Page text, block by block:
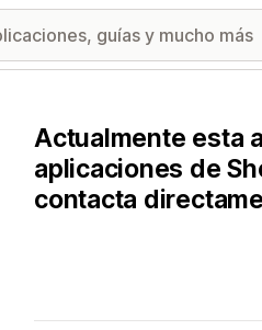
Actualmente esta
aplicaciones de
contacta